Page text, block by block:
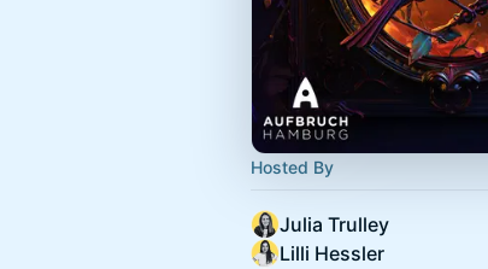
Hosted By
Julia Trulley
Lilli Hessler